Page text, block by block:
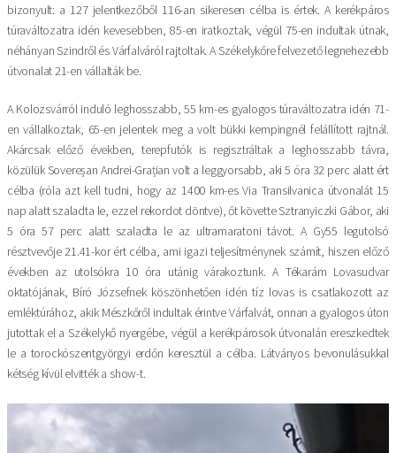
bizonyult: a 127 jelentkezőből 116-an sikeresen célba is értek. A kerékpáros
túraváltozatra idén kevesebben, 85-en iratkoztak, végül 75-en indultak útnak,
néhányan Szindről és Várfalváról rajtoltak. A Székelykőre felvezető legnehezebb
útvonalat 21-en vállalták be.
A Kolozsvárról induló leghosszabb, 55 km-es gyalogos túraváltozatra idén 71-
en vállalkoztak, 65-en jelentek meg a volt bükki kempingnél felállított rajtnál.
Akárcsak előző években, terepfutók is regisztráltak a leghosszabb távra,
közülük Sovereșan Andrei-Grațian volt a leggyorsabb, aki 5 óra 32 perc alatt ért
célba (róla azt kell tudni, hogy az 1400 km-es Via Transilvanica útvonalát 15
nap alatt szaladta le, ezzel rekordot döntve), őt követte Sztranyiczki Gábor, aki
5 óra 57 perc alatt szaladta le az ultramaratoni távot. A Gy55 legutolsó
résztvevője 21.41-kor ért célba, ami igazi teljesítménynek számít, hiszen előző
években az utolsókra 10 óra utánig várakoztunk. A Tékarám Lovasudvar
oktatójának, Bíró Józsefnek köszönhetően idén tíz lovas is csatlakozott az
emléktúrához, akik Mészkőről indultak érintve Várfalvát, onnan a gyalogos úton
jutottak el a Székelykő nyergébe, végül a kerékpárosok útvonalán ereszkedtek
le a torockószentgyörgyi erdőn keresztül a célba. Látványos bevonulásukkal
kétség kívül elvitték a show-t.
Image